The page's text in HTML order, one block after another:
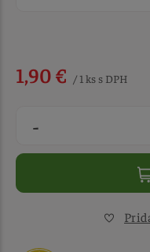
1,90 € / 1 ks s DPH
-